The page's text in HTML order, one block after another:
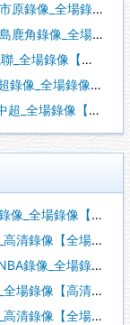
錄像【視頻集錦】
場錄像【視頻集錦】
像【全場回放】
錄像【全場回放】
像【視頻集錦】
錄像【視頻集錦】
像【全場回放】
錄像【高清回放】
像【高清回放】
像【全場回放】